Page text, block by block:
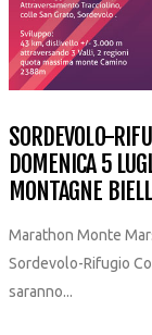
SORDEVOLO-
DOMENICA 5
MONTAGNE
Marathon Monte
Sordevolo-Rifugio
saranno...